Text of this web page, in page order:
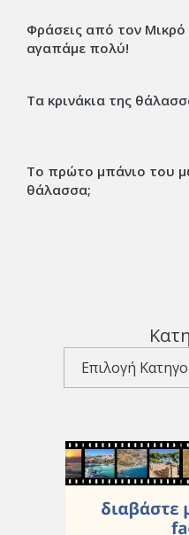
Φράσεις από τον
αγαπάμε πολύ!
Τα κρινάκια της
Το πρώτο μπάνιο του
θάλασσα;